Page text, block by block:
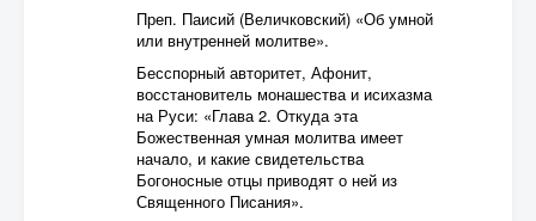
Преп. Паисий (Величковский) «Об умной
или внутренней молитве».
Бесспорный авторитет, Афонит,
восстановитель монашества и исихазма
на Руси: «Глава 2. Откуда эта
Божественная умная молитва имеет
начало, и какие свидетельства
Богоносные отцы приводят о ней из
Священного Писания».